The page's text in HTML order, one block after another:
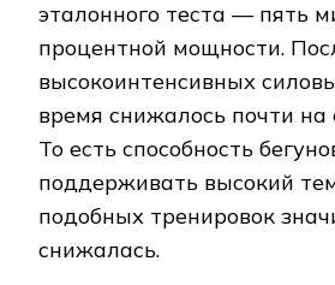
эталонного теста — пять
процентной мощности.
высокоинтенсивных
время снижалось почти на
То есть способность
поддерживать высокий
подобных тренировок
снижалась.